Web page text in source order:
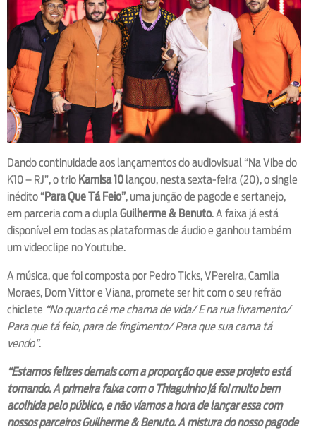
Dando continuidade aos lançamentos do audiovisual “Na Vibe do
K10 – RJ”, o trio Kamisa 10 lançou, nesta sexta-feira (20), o single
inédito“Para Que Tá Feio”, uma junção de pagode e sertanejo,
em parceria com a duplaGuilherme & Benuto. A faixa já está
disponível em todas as plataformas de áudio e ganhou também
um videoclipe no Youtube.
A música, que foi composta por Pedro Ticks, VPereira, Camila
Moraes, Dom Vittor e Viana, promete ser hit com o seu refrão
chiclete “No quarto cê me chama de vida/ E na rua livramento/
Para que tá feio, para de fingimento/ Para que sua cama tá
vendo”.
“Estamos felizes demais com a proporção que esse projeto está
tomando. A primeira faixa com o Thiaguinho já foi muito bem
acolhida pelo público, e não víamos a hora de lançar essa com
nossos parceiros Guilherme & Benuto. A mistura do nosso pagode